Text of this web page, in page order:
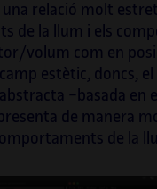
una relació molt
de la llum i els
volum com en
estètic, doncs,
−basada en el
de manera
de la